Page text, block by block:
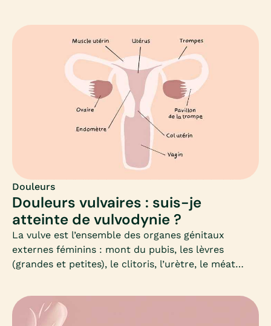
d’autres pathologies ?Définition, symptômes,
causes et diagnostic, prévention et traitement : Mia
fait le point pour vous.
Douleurs
Douleurs vulvaires : suis-je
atteinte de vulvodynie ?
La vulve est l’ensemble des organes génitaux
externes féminins : mont du pubis, les lèvres
(grandes et petites), le clitoris, l’urètre, le méat
parle de vulvodynie lorsqu’on éprouve de la douleur
sur ces parties intimes : elle est définie comme une
douleur chronique ou périodique, souvent localisée